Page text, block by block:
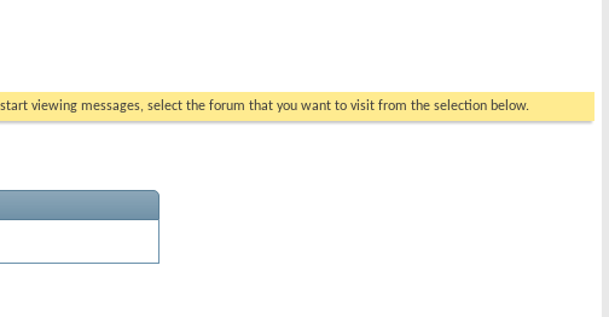
viewing messages, select the forum that you want to visit from the selection below.